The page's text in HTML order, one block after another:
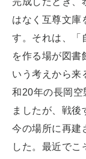
はなく互尊文庫
す。それは、「
を作る場が図書
いう考えから来
和20年の長岡空
ましたが、戦後
今の場所に再建
した。最近でこ